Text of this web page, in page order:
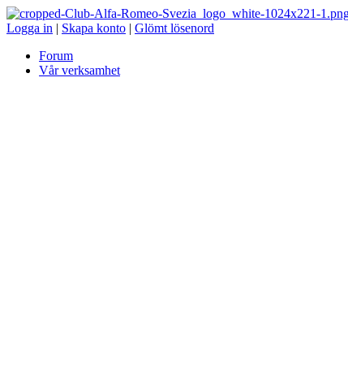
Logga in | Skapa konto | Glömt lösenord
Forum
Vår verksamhet